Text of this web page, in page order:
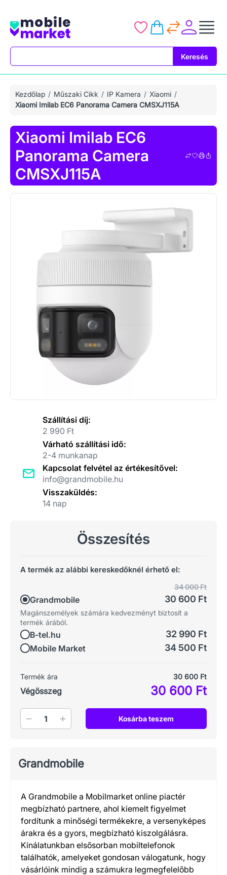
Keresés
Kezdőlap Műszaki Cikk IP Kamera
Xiaomi
Xiaomi Imilab EC6 Panorama Camera CMSXJ115A
Xiaomi Imilab EC6
Panorama Camera
CMSXJ115A
Szállítási díj:
2 990 Ft
Várható szállítási idő:
2-4 munkanap
Kapcsolat felvétel az értékesítővel:
info@grandmobile.hu
Visszaküldés:
14 nap
Összesítés
A termék az alábbi kereskedőknél érhető el:
Grandmobile
34 000 Ft
30 600 Ft
Magánszemélyek számára kedvezményt biztosít a
termék árából.
B-tel.hu 32 990 Ft
Mobile Market 34 500 Ft
Termék ára 30 600 Ft
Végösszeg 30 600 Ft
Mennyiség Kosárba teszem
Grandmobile
A Grandmobile a Mobilmarket online piactér
megbízható partnere, ahol kiemelt figyelmet
fordítunk a minőségi termékekre, a versenyképes
árakra és a gyors, megbízható kiszolgálásra.
Kínálatunkban elsősorban mobiltelefonok
találhatók, amelyeket gondosan válogatunk, hogy
vásárlóink mindig a számukra legmegfelelőbb